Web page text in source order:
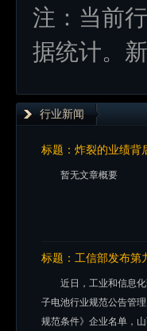
注：当前
据统计。
行业新闻
标题： 炸裂的业绩背
暂无文章概要
标题： 工信部发布第
近日，工业和信息
子电池行业规范公告管
规范条件》企业名单，